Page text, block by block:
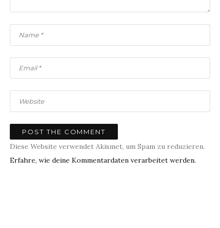
Diese Website verwendet Akismet, um Spam zu reduzieren.
Erfahre, wie deine Kommentardaten verarbeitet werden.